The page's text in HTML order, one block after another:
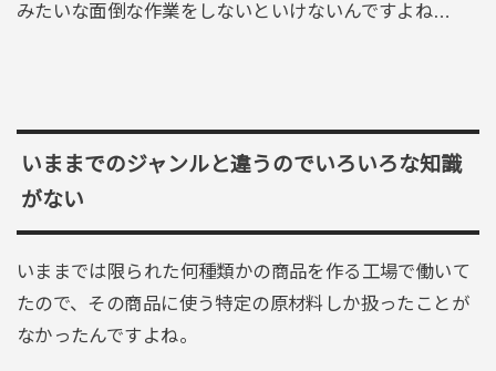
みたいな面倒な作業をしないといけないんですよね…
いままでのジャンルと違うのでいろいろな知識
がない
いままでは限られた何種類かの商品を作る工場で働いて
たので、その商品に使う特定の原材料しか扱ったことが
なかったんですよね。